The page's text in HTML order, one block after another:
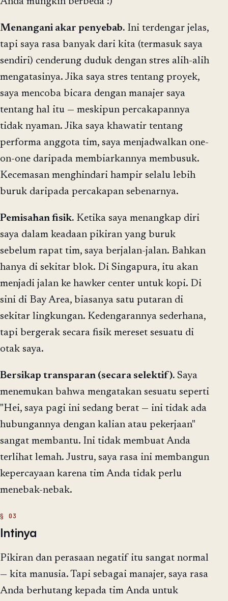
Menangani akar penyebab. Ini terdengar jelas,
tapi saya rasa banyak dari kita (termasuk saya
sendiri) cenderung duduk dengan stres alih-alih
mengatasinya. Jika saya stres tentang proyek,
saya mencoba bicara dengan manajer saya
tentang hal itu — meskipun percakapannya
tidak nyaman. Jika saya khawatir tentang
performa anggota tim, saya menjadwalkan one-
on-one daripada membiarkannya membusuk.
Kecemasan menghindari hampir selalu lebih
buruk daripada percakapan sebenarnya.
Pemisahan fisik. Ketika saya menangkap diri
saya dalam keadaan pikiran yang buruk
sebelum rapat tim, saya berjalan-jalan. Bahkan
hanya di sekitar blok. Di Singapura, itu akan
menjadi jalan ke hawker center untuk kopi. Di
sini di Bay Area, biasanya satu putaran di
sekitar lingkungan. Kedengarannya sederhana,
tapi bergerak secara fisik mereset sesuatu di
otak saya.
Bersikap transparan (secara selektif). Saya
menemukan bahwa mengatakan sesuatu seperti
"Hei, saya pagi ini sedang berat — ini tidak ada
hubungannya dengan kalian atau pekerjaan"
sangat membantu. Ini tidak membuat Anda
terlihat lemah. Justru, saya rasa ini membangun
kepercayaan karena tim Anda tidak perlu
menebak-nebak.
Intinya
Pikiran dan perasaan negatif itu sangat normal
— kita manusia. Tapi sebagai manajer, saya rasa
Anda berhutang kepada tim Anda untuk